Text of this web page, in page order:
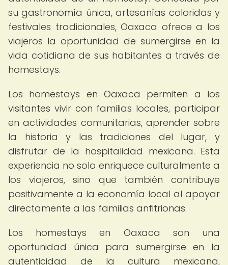
su gastronomía única, artesanías coloridas y
festivales tradicionales, Oaxaca ofrece a los
viajeros la oportunidad de sumergirse en la
vida cotidiana de sus habitantes a través de
homestays.
Los homestays en Oaxaca permiten a los
visitantes vivir con familias locales, participar
en actividades comunitarias, aprender sobre
la historia y las tradiciones del lugar, y
disfrutar de la hospitalidad mexicana. Esta
experiencia no solo enriquece culturalmente a
los viajeros, sino que también contribuye
positivamente a la economía local al apoyar
directamente a las familias anfitrionas.
Los homestays en Oaxaca son una
oportunidad única para sumergirse en la
autenticidad de la cultura mexicana,